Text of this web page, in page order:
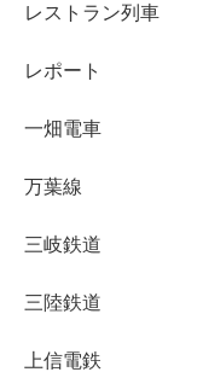
レストラン列車
レポート
一畑電車
万葉線
三岐鉄道
三陸鉄道
上信電鉄